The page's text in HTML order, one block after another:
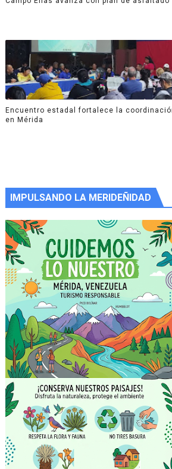
Encuentro estadal fortalece la
en Mérida
IMPULSANDO LA MERIDEÑIDAD